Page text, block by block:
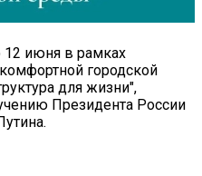
12 июня в рамках
городской
для жизни",
Президента России